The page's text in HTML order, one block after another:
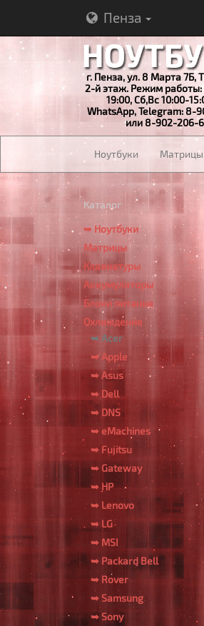
Пенза
г. Пенза, ул. 8 Марта
2-й этаж. Режим работы:
19:00, Сб,Вс 10:00-
WhatsApp, Telegram: 8-
или 8-902-206-
Ноутбуки Матрицы
Каталог
➥ Ноутбуки
Матрицы
Клавиатуры
Аккумуляторы
Блоки питания
Охлаждение
➥ Acer
➥ Apple
➥ Asus
➥ Dell
➥ DNS
➥ eMachines
➥ Fujitsu
➥ Gateway
➥ HP
➥ Lenovo
➥ LG
➥ MSI
➥ Packard Bell
➥ Rover
➥ Samsung
➥ Sony